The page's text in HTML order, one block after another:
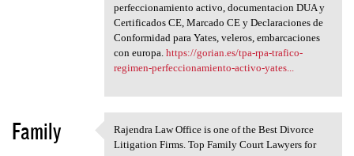
perfeccionamiento activo, documentacion DUA y
Certificados CE, Marcado CE y Declaraciones de
Conformidad para Yates, veleros, embarcaciones
con europa. https://gorian.es/tpa-rpa-trafico-
regimen-perfeccionamiento-activo-yates...
Family
Rajendra Law Office is one of
Rajendra Law Office is one of the Best Divorce
Litigation Firms. Top Family Court Lawyers for